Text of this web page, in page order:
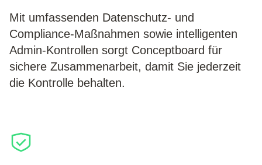
Mit umfassenden Datenschutz- und
Compliance-Maßnahmen sowie intelligenten
Admin-Kontrollen sorgt Conceptboard für
sichere Zusammenarbeit, damit Sie jederzeit
die Kontrolle behalten.